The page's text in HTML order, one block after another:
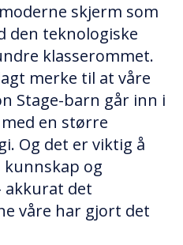
skjerm som
den teknologiske
klasserommet.
merke til at våre
Stage-barn går inn i
en større
Og det er viktig å
og
akkurat det
våre har gjort det